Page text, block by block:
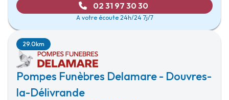
02 31 97 30 30
A votre écoute 24h/24 7j/7
Pompes Funèbres Delamare - Douvres-
la-Délivrande
29.0km